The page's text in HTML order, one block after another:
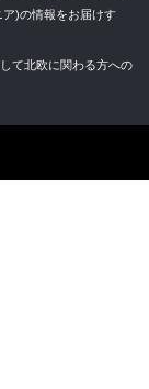
)の情報をお届けす
て北欧に関わる方への